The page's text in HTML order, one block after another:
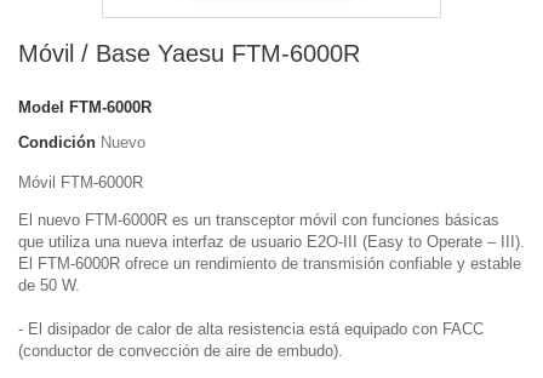
Móvil / Base Yaesu FTM-6000R
Model
FTM-6000R
Condición Nuevo
Móvil FTM-6000R
El nuevo FTM-6000R es un transceptor móvil con funciones básicas
que utiliza una nueva interfaz de usuario E2O-III (Easy to Operate – III).
El FTM-6000R ofrece un rendimiento de transmisión confiable y estable
de 50 W.
- El disipador de calor de alta resistencia está equipado con FACC
(conductor de convección de aire de embudo).